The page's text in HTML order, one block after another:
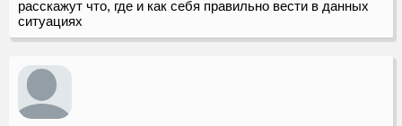
расскажут что, где и как себя правильно вести в данных
ситуациях